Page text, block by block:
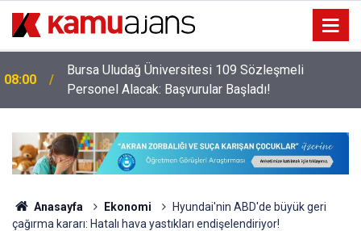
08:00
Bursa Uludağ Üniversitesi 109 Sözleşmeli
Personel Alacak: Başvurular Başladı!
Anasayfa Ekonomi
Hyundai'nin ABD'de büyük geri
çağırma kararı: Hatalı hava yastıkları endişelendiriyor!